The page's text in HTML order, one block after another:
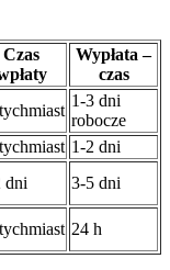
Czas
Wypłata –
czas
1-3 dni
robocze
1-2 dni
dni 3-5 dni
24 h